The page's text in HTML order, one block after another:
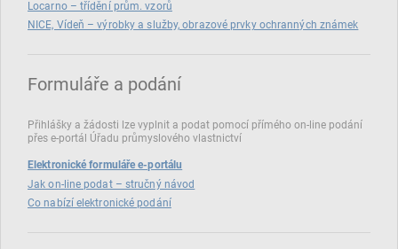
Locarno – třídění prům. vzorů
NICE, Vídeň – výrobky a služby, obrazové prvky ochranných známek
Formuláře a podání
Přihlášky a žádosti lze vyplnit a podat pomocí přímého on‑line podání
přes e‑portál Úřadu průmyslového vlastnictví
Elektronické formuláře e-portálu
Jak on-line podat – stručný návod
Co nabízí elektronické podání